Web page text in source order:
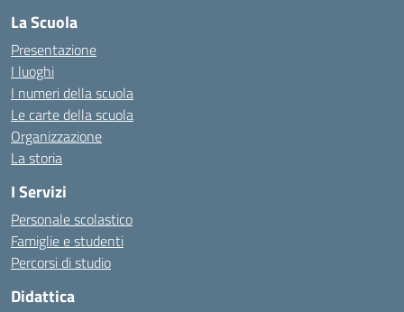
La Scuola
Presentazione
I luoghi
I numeri della scuola
Le carte della scuola
Organizzazione
La storia
I Servizi
Personale scolastico
Famiglie e studenti
Percorsi di studio
Didattica